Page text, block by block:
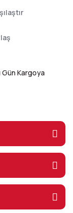
Gün Kargoya